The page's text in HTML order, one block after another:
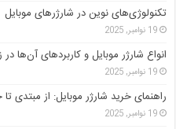
تکنولوژی‌های نوین در شارژرهای موبایل
19 نوامبر, 2025
انواع شارژر موبایل و کاربردهای آن‌ها
19 نوامبر, 2025
راهنمای خرید شارژر موبایل: از مبتدی
19 نوامبر, 2025